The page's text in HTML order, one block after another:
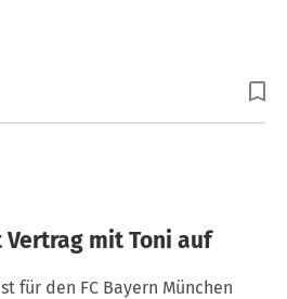
Vertrag mit Toni auf
für den FC Bayern München